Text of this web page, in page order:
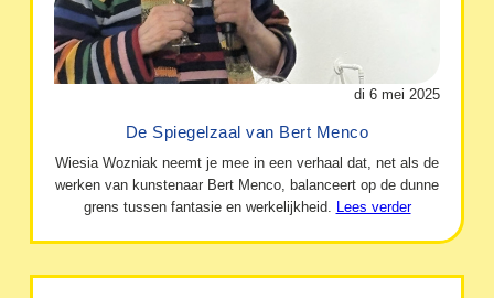
di 6 mei 2025
De Spiegelzaal van Bert Menco
Wiesia Wozniak neemt je mee in een verhaal dat, net als de
werken van kunstenaar Bert Menco, balanceert op de dunne
grens tussen fantasie en werkelijkheid. Lees verder